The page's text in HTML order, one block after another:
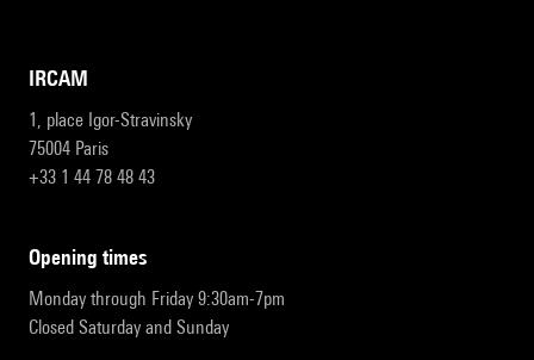
IRCAM
1, place Igor-Stravinsky
75004 Paris
+33 1 44 78 48 43
opening times
Monday through Friday 9:30am-7pm
Closed Saturday and Sunday